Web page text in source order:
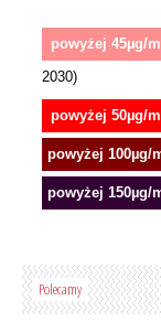
Polecamy